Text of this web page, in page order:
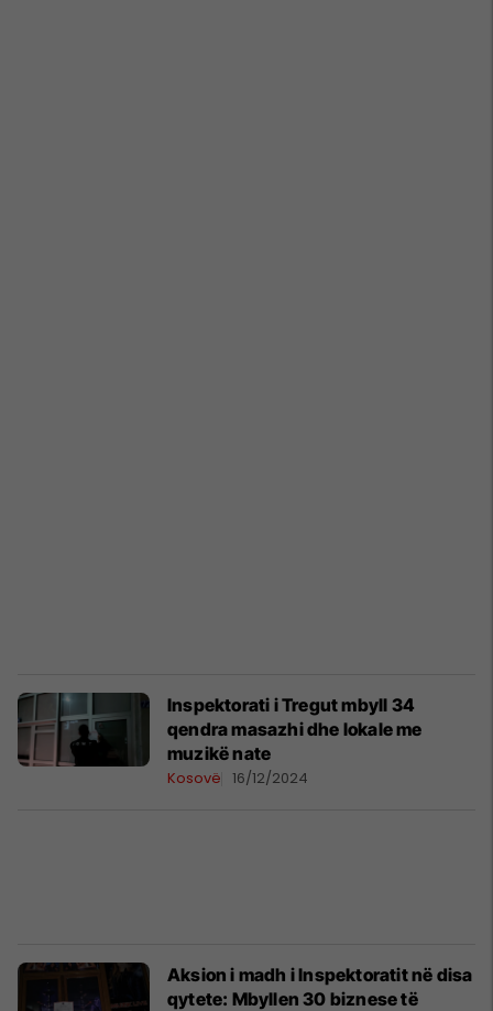
Inspektorati i Tregut mbyll 34
qendra masazhi dhe lokale me
muzikë nate
Kosovë 16/12/2024
Aksion i madh i Inspektoratit në disa
qytete: Mbyllen 30 biznese të